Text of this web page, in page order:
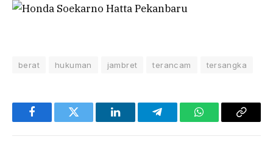
berat hukuman jambret terancam tersangka
FacebookTwitter LinkedInTelegramWhatsAppCopy